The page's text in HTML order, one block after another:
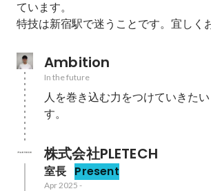
ています。
特技は新宿駅で迷うことです。宜しく
Ambition
In the future
人を巻き込む力をつけていきた
す。
株式会社PLETECH
室長 Present
Apr 2025 -